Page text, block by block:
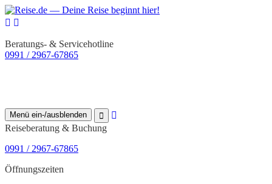
Beratungs- & Servicehotline
0991 / 2967-67865
Menü ein-/ausblenden
Reiseberatung & Buchung
0991 / 2967-67865
Öffnungszeiten